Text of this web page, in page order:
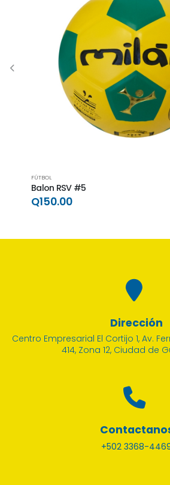
FÚTBOL
Balon RSV #5
Q150.00
Dirección
Centro Empresarial El Cortijo 1, Av.
414, Zona 12, Ciudad de
+502 3368-